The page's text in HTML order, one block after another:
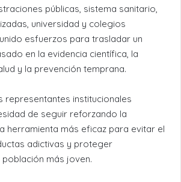
públicas, sistema sanitario,
universidad y colegios
esfuerzos para trasladar un
en la evidencia científica, la
y la prevención temprana.
representantes institucionales
de seguir reforzando la
herramienta más eficaz para evitar el
adictivas y proteger
más joven.